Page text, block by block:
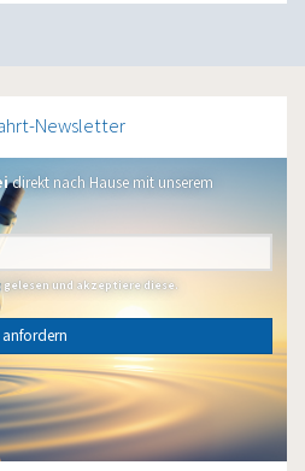
Newsletter
direkt nach Hause mit unserem
gelesen und akzeptiere diese.
anfordern